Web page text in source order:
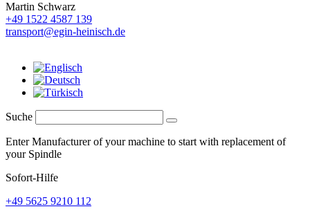
Martin Schwarz
+49 1522 4587 139
transport@egin-heinisch.de
Suche
Enter Manufacturer of your machine to start with replacement of
your Spindle
Sofort-Hilfe
+49 5625 9210 112